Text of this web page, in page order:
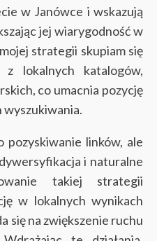
w Janówce i wskazują
jej wiarygodność w
strategii skupiam się
lokalnych katalogów,
co umacnia pozycję
wyszukiwania.
linków, ale
i naturalne
takiej strategii
w lokalnych wynikach
się na zwiększenie ruchu